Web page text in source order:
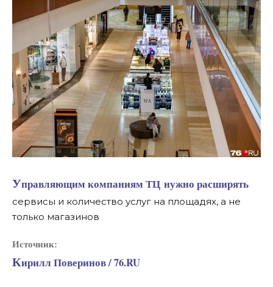
Управляющим компаниям ТЦ нужно расширять
сервисы и количество услуг на площадях, а не
только магазинов
Источник:
Кирилл Поверинов / 76.RU